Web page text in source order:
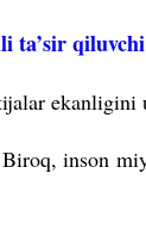
ta’sir
ekanligini
inson